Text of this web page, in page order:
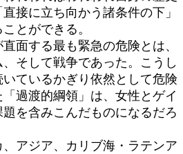
接に立ち向かう諸条件の下」
とができる。
面する最も緊急の危険とは、
そして戦争であった。こうし
ているかぎり依然として危険
過渡的綱領」は、女性とゲイ
を含みこんだものになるだろ
アジア、カリブ海・ラテンア